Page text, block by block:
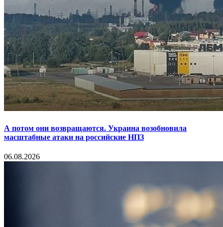
А потом они возвращаются. Украина возобновила
масштабные атаки на российские НПЗ
06.08.2026